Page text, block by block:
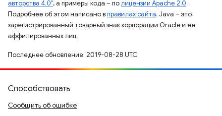
авторства 4.0", а примеры кода – полицензии Apache 2.0.
Подробнее об этом написано вправилах сайта. Java – это
зарегистрированный товарный знак корпорации Oracle и ее
аффилированных лиц.
Последнее обновление: 2019-08-28 UTC.
Способствовать
Сообщить об ошибке